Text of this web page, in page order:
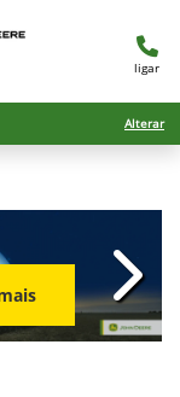
ligar
Alterar